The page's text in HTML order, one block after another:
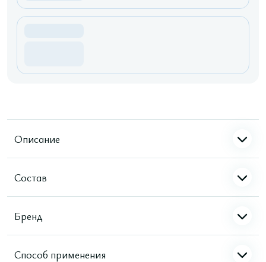
Описание
Состав
Бренд
Способ применения